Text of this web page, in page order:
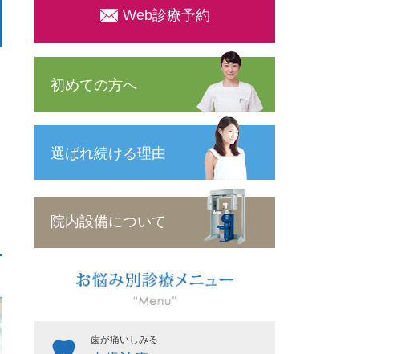
Web診療予約
初めての方へ
選ばれ続ける理由
院内設備について
歯が痛いしみる